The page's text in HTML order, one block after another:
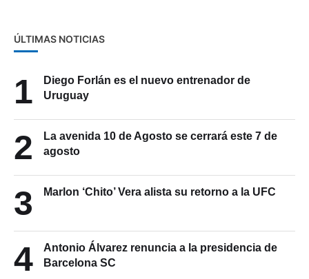
ÚLTIMAS NOTICIAS
1
Diego Forlán es el nuevo entrenador de
Uruguay
2
La avenida 10 de Agosto se cerrará este 7 de
agosto
3 Marlon ‘Chito’ Vera alista su retorno a la UFC
4
Antonio Álvarez renuncia a la presidencia de
Barcelona SC